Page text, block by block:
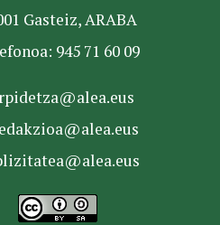
Gasteiz, ARABA
945 71 60 09